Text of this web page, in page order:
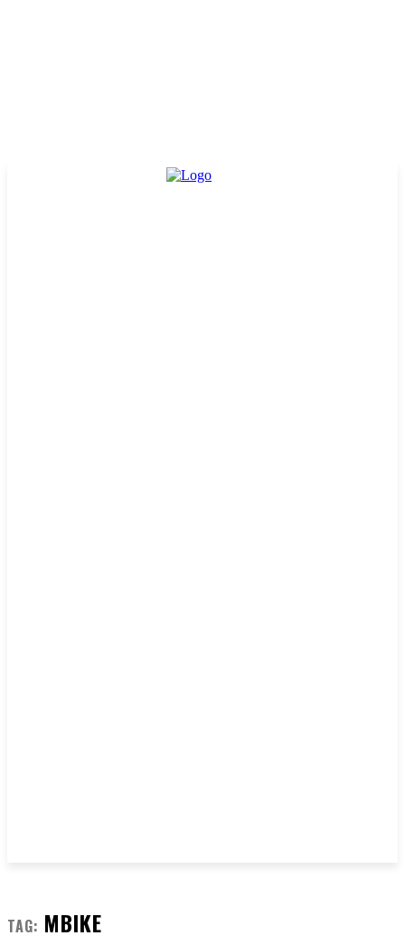
TAG: MBIKE